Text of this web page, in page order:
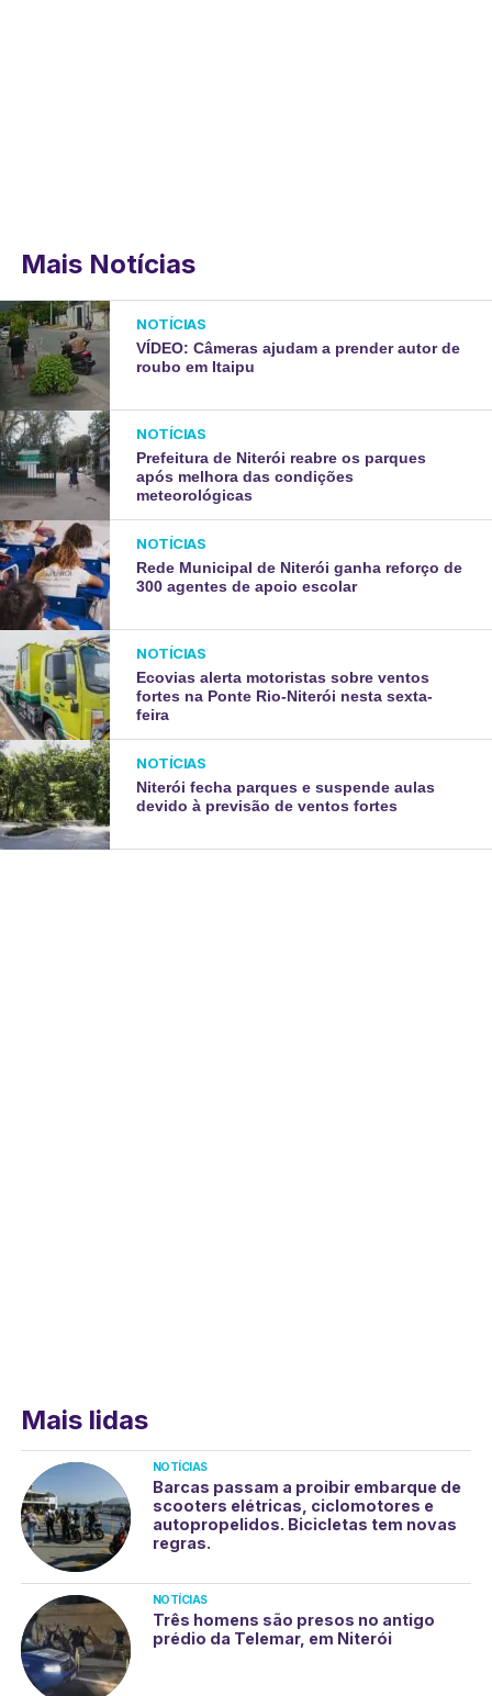
Mais Notícias
NOTÍCIAS
VÍDEO: Câmeras ajudam a prender autor de
roubo em Itaipu
NOTÍCIAS
Prefeitura de Niterói reabre os parques
após melhora das condições
meteorológicas
NOTÍCIAS
Rede Municipal de Niterói ganha reforço de
300 agentes de apoio escolar
NOTÍCIAS
Ecovias alerta motoristas sobre ventos
fortes na Ponte Rio-Niterói nesta sexta-
feira
NOTÍCIAS
Niterói fecha parques e suspende aulas
devido à previsão de ventos fortes
Mais lidas
NOTÍCIAS
Barcas passam a proibir embarque de
scooters elétricas, ciclomotores e
autopropelidos. Bicicletas tem novas
regras.
NOTÍCIAS
Três homens são presos no antigo
prédio da Telemar, em Niterói